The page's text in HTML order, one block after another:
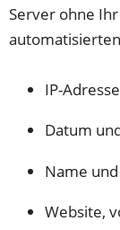
Server ohne
IP-
Datum
Name
Website,